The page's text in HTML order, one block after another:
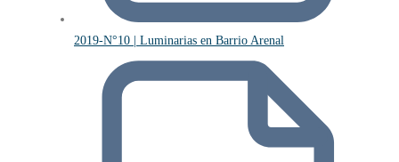
2019-N°10 | Luminarias en Barrio Arenal